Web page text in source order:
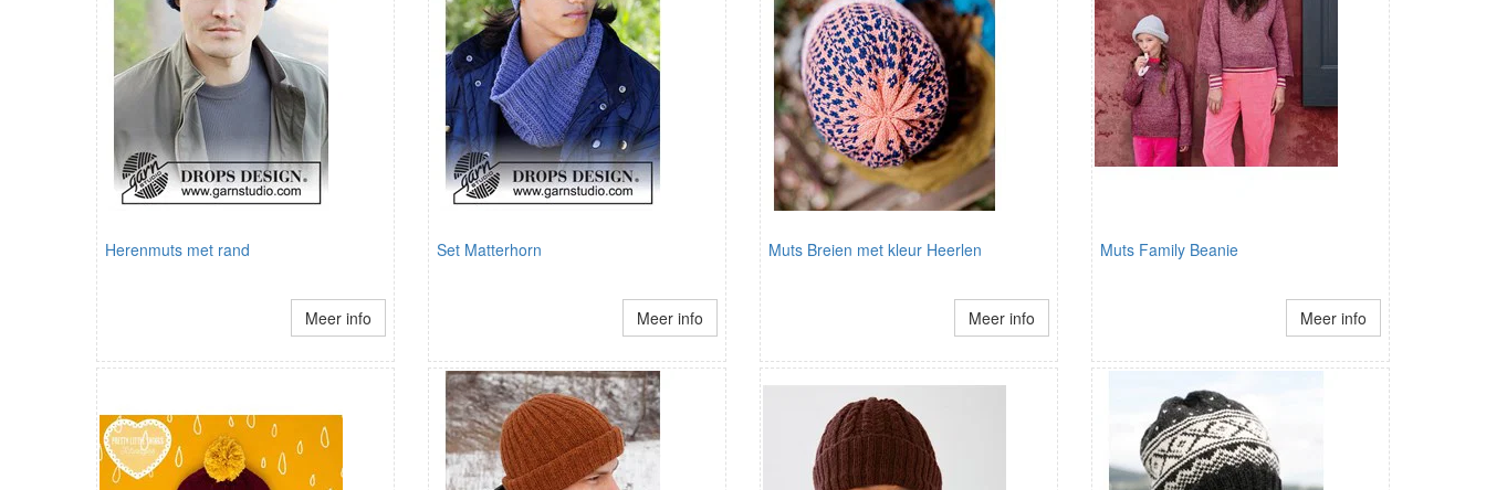
Herenmuts met rand
Meer info
Set Matterhorn
Meer info
Muts Breien met kleur Heerlen
Meer info
Muts Family Beanie
Meer info